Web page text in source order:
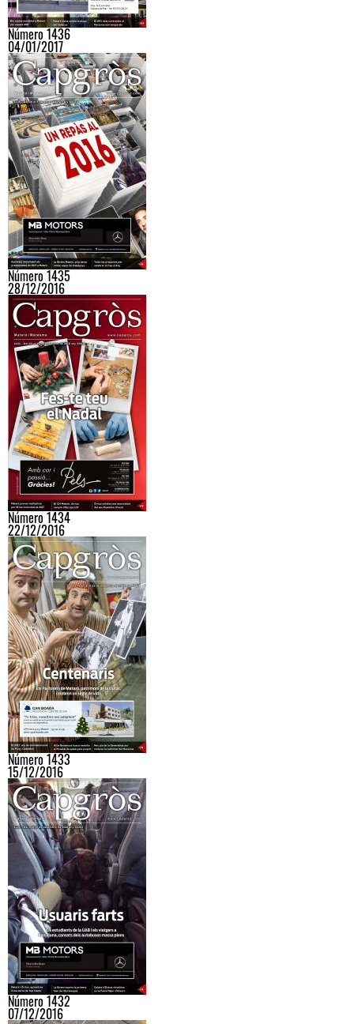
Número 1436
04/01/2017
Número 1435
28/12/2016
Número 1434
22/12/2016
Número 1433
15/12/2016
Número 1432
07/12/2016